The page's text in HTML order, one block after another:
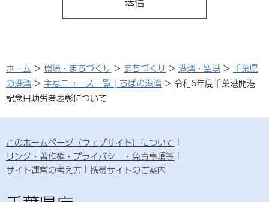
ホーム > 環境・まちづくり > まちづくり > 港湾・空港 > 千葉県
の港湾 > 主なニュース一覧│ちばの港湾 > 令和6年度千葉港開港
記念日功労者表彰について
このホームページ（ウェブサイト）について
リンク・著作権・プライバシー・免責事項等
サイト運営の考え方
携帯サイトのご案内